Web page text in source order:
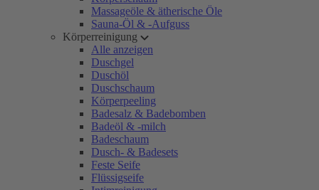
Massageöle & ätherische Öle
Sauna-Öl & -Aufguss
Körperreinigung
Alle anzeigen
Duschgel
Duschöl
Duschschaum
Körperpeeling
Badesalz & Badebomben
Badeöl & -milch
Badeschaum
Dusch- & Badesets
Feste Seife
Flüssigseife